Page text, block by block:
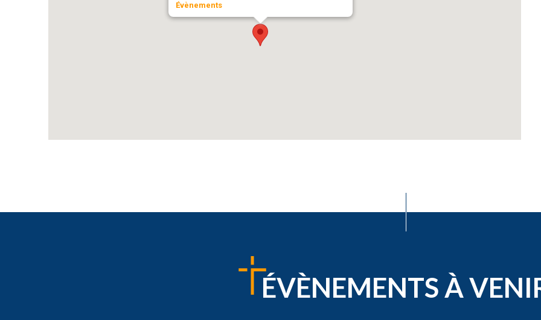
Évènements
ÉVÈNEMENTS À